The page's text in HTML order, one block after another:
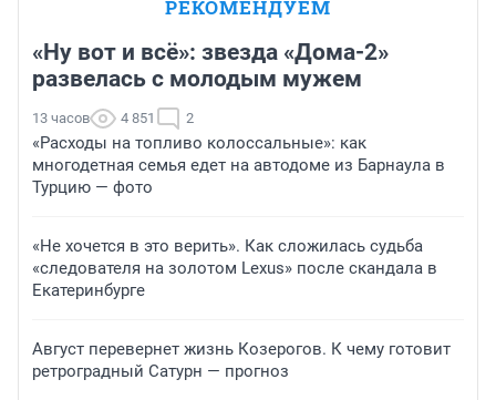
РЕКОМЕНДУЕМ
«Ну вот и всё»: звезда «Дома-2»
развелась с молодым мужем
13 часов 4 851 2
«Расходы на топливо колоссальные»: как
многодетная семья едет на автодоме из Барнаула в
Турцию — фото
«Не хочется в это верить». Как сложилась судьба
«следователя на золотом Lexus» после скандала в
Екатеринбурге
Август перевернет жизнь Козерогов. К чему готовит
ретроградный Сатурн — прогноз